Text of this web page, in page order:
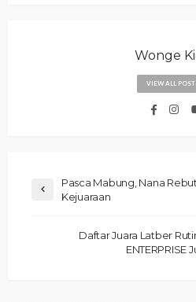
Wonge
VIEW ALL
Pasca Mabung, Nana
Kejuaraan
Daftar Juara Latber
ENTERPRISE